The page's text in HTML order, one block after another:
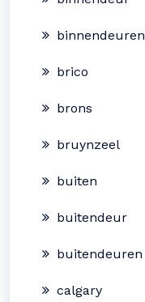
binnendeuren
brico
brons
bruynzeel
buiten
buitendeur
buitendeuren
calgary